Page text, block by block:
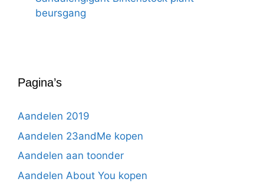
beursgang
Pagina’s
Aandelen 2019
Aandelen 23andMe kopen
Aandelen aan toonder
Aandelen About You kopen